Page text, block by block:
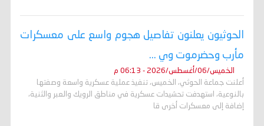
الحوثيون يعلنون تفاصيل هجوم واسع على معسكرات
مأرب وحضرموت وي ...
الخميس/06/أغسطس/2026 - 06:13 م
أعلنت جماعة الحوثي، الخميس، تنفيذ عملية عسكرية واسعة وصفتها
بالنوعية، استهدفت تحشيدات عسكرية في مناطق الرويك والعبر والثنية،
إضافة إلى معسكرات أخرى قا